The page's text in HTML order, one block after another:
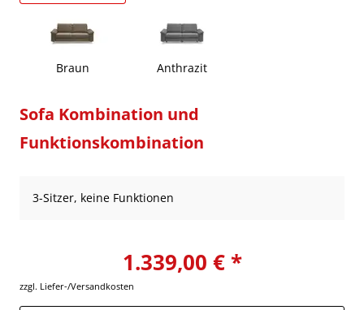
Braun Anthrazit
Sofa Kombination und
Funktionskombination
3-Sitzer, keine Funktionen
1.339,00 € *
zzgl. Liefer-/Versandkosten